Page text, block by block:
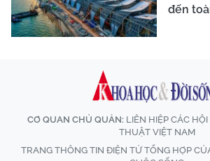
đến
CƠ QUAN CHỦ QUẢN: LIÊN HIỆP CÁC
THUẬT VIỆT NAM
TRANG THÔNG TIN ĐIỆN TỬ TỔNG HỢP